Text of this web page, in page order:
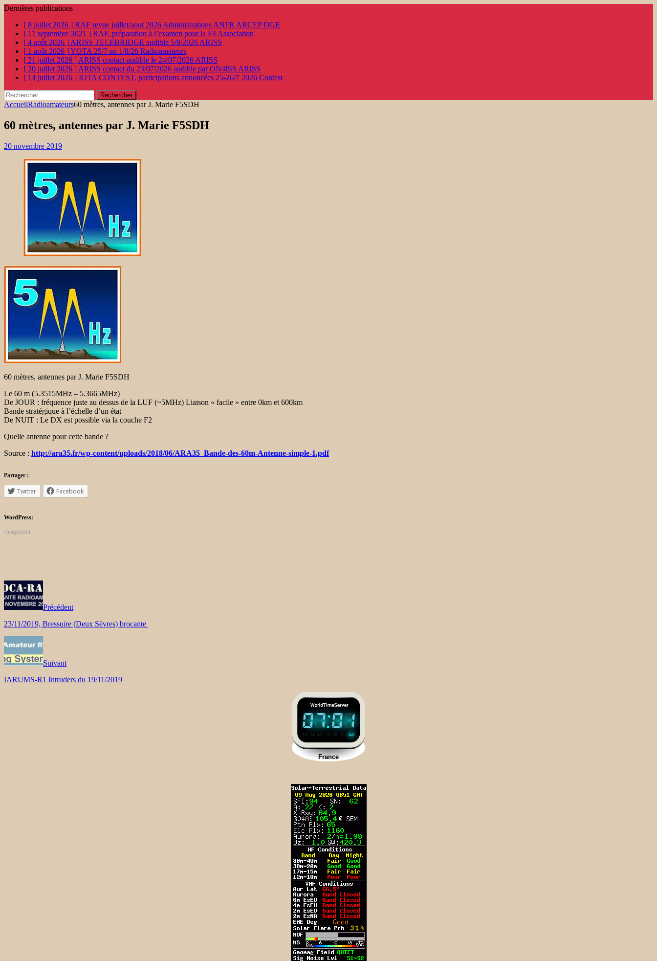
Dernières publications
[ 8 juillet 2026 ] RAF revue juillet/aout 2026 Administrations ANFR ARCEP DGE
[ 17 septembre 2021 ] RAF, préparation à l’examen pour la F4 Association
[ 4 août 2026 ] ARISS TELEBRIDGE audible 5/8/2026 ARISS
[ 1 août 2026 ]YOTA 25/7 au 1/8/26 Radioamateurs
[ 21 juillet 2026 ] ARISS contact audible le 24/07/2026 ARISS
[ 20 juillet 2026 ] ARISS contact du 23/07/2026 audible par ON4ISS ARISS
[ 14 juillet 2026 ] IOTA CONTEST, participations annoncées 25-26/7 2026 Contest
Rechercher :
AccueilRadioamateurs60 mètres, antennes par J. Marie F5SDH
60 mètres, antennes par J. Marie F5SDH
20 novembre 2019
60 mètres, antennes par J. Marie F5SDH
Le 60 m (5.3515MHz – 5.3665MHz)
De JOUR : fréquence juste au dessus de la LUF (~5MHz) Liaison « facile » entre 0km et 600km
Bande stratégique à l’échelle d’un état
De NUIT : Le DX est possible via la couche F2
Quelle antenne pour cette bande ?
Source : http://ara35.fr/wp-content/uploads/2018/06/ARA35_Bande-des-60m-Antenne-simple-1.pdf
Partager :
Twitter Facebook
WordPress:
chargement…
Précédent
23/11/2019, Bressuire (Deux Sèvres) brocante
Suivant
IARUMS-R1 Intruders du 19/11/2019